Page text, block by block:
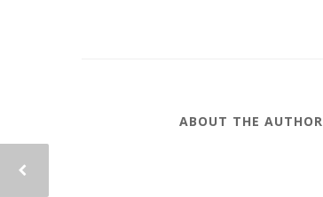
ABOUT THE AUTHOR